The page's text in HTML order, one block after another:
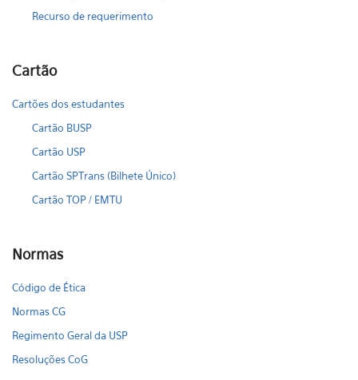
Recurso de requerimento
Cartão
Cartões dos estudantes
Cartão BUSP
Cartão USP
Cartão SPTrans (Bilhete Único)
Cartão TOP / EMTU
Normas
Código de Ética
Normas CG
Regimento Geral da USP
Resoluções CoG